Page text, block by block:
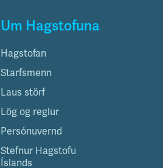
Um Hagstofuna
Hagstofan
Starfsmenn
Laus störf
Lög og reglur
Persónuvernd
Stefnur Hagstofu
Íslands